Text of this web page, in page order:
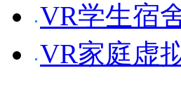
VR学生宿
VR家庭虚